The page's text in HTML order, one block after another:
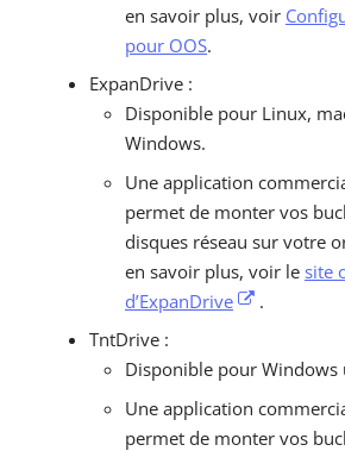
en savoir plus, voir
pour OOS.
ExpanDrive :
Disponible pour Linux,
Windows.
Une application
permet de monter vos
disques réseau sur votre
en savoir plus, voir le site
d’ExpanDrive
.
TntDrive :
Disponible pour Windows
Une application
permet de monter vos